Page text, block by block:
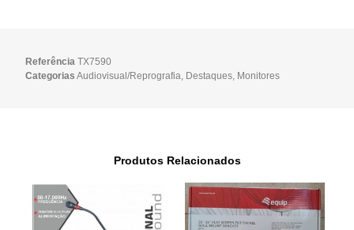
ReferênciaTX7590
Categorias Audiovisual/Reprografia Destaques Monitores
Produtos Relacionados